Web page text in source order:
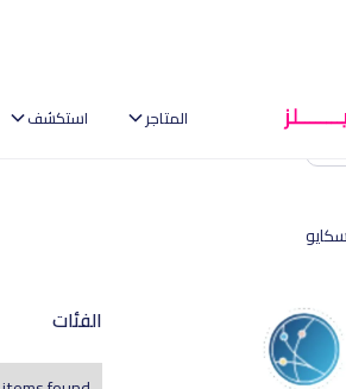
المتاجر استكشف
سكايو
الفئات